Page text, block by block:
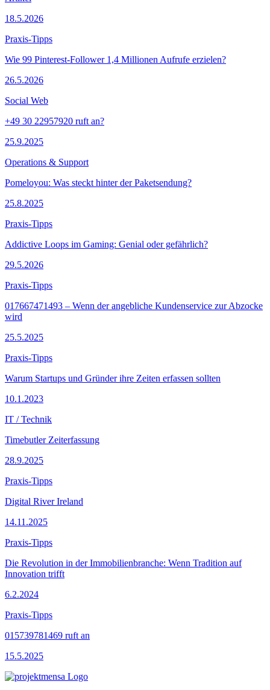
18.5.2026
Praxis-Tipps
Wie 99 Pinterest-Follower 1,4 Millionen Aufrufe erzielen?
26.5.2026
Social Web
+49 30 22957920 ruft an?
25.9.2025
Operations & Support
Pomeloyou: Was steckt hinter der Paketsendung?
25.8.2025
Praxis-Tipps
Addictive Loops im Gaming: Genial oder gefährlich?
29.5.2026
Praxis-Tipps
017667471493 – Wenn der angebliche Kundenservice zur Abzocke
wird
25.5.2025
Praxis-Tipps
Warum Startups und Gründer ihre Zeiten erfassen sollten
10.1.2023
IT / Technik
Timebutler Zeiterfassung
28.9.2025
Praxis-Tipps
Digital River Ireland
14.11.2025
Praxis-Tipps
Die Revolution in der Immobilienbranche: Wenn Tradition auf
Innovation trifft
6.2.2024
Praxis-Tipps
015739781469 ruft an
15.5.2025